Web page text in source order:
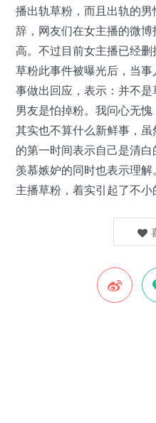
播出轨草粉，而且出轨的
辞，网友们在女主播的微
高。不过目前女主播已经
草粉此事件被曝光后，当
事做出回应，表示：并不
男友是怕掉粉。我问心无
其实也不算什么新鲜事，
的第一时间表示自己是清
羡慕嫉妒的同时也表示理
主播草粉，着实引起了不小